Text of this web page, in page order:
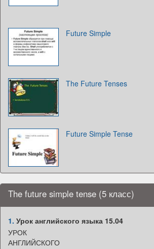
Future Simple
The Future Tenses
Future Simple Tense
The future simple tense (5 класс)
1. Урок английского языка 15.04
УРОК
АНГЛИЙСКОГО